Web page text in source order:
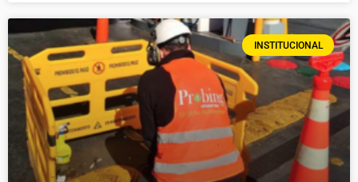
INSTITUCIONAL